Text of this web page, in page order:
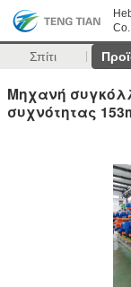
Σπίτι
Μηχανή
συχνότητας